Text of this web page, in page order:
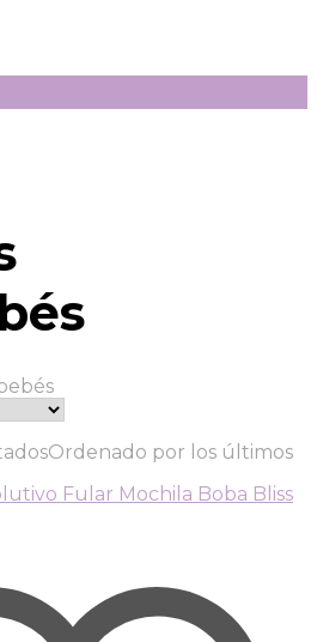
Ordenado por los últimos